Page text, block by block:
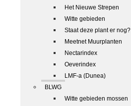
Het Nieuwe Strepen
Witte gebieden
Staat deze plant er nog?
Meetnet Muurplanten
Nectarindex
Oeverindex
LMF-a (Dunea)
BLWG
Witte gebieden mossen